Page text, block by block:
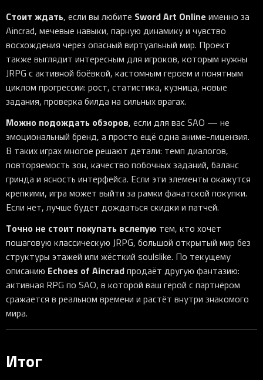
Стоит ждать, если вы любите Sword Art Online именно за
Aincrad, мечевые навыки, парную динамику и чувство
восхождения через опасный виртуальный мир. Проект
также выглядит интересным для игроков, которым нужны
JRPG с активной боёвкой, кастомным героем и понятным
циклом прогрессии: рост, статистика, кузница, новые
задания, проверка билда на сильных врагах.
Можно подождать обзоров, если для вас SAO — не
эмоциональный бренд, а просто ещё одна аниме-лицензия.
В таких играх многое решают детали: темп диалогов,
повторяемость зон, качество побочных заданий, баланс
гринда и ясность интерфейса. Если эти элементы окажутся
крепкими, игра может выйти за рамки фанатской покупки.
Если нет, лучше будет дождаться скидки и патчей.
Точно не стоит покупать вслепую тем, кто хочет
пошаговую классическую JRPG, большой открытый мир без
структуры этажей или жёсткий soulslike. По текущему
описанию Echoes of Aincradпродаёт другую фантазию:
активная RPG по SAO, в которой ваш герой с партнёром
сражается в реальном времени и растёт внутри знакомого
мира.
Итог